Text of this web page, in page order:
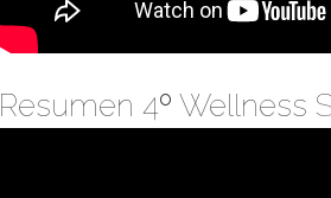
Resumen 4º Wellness